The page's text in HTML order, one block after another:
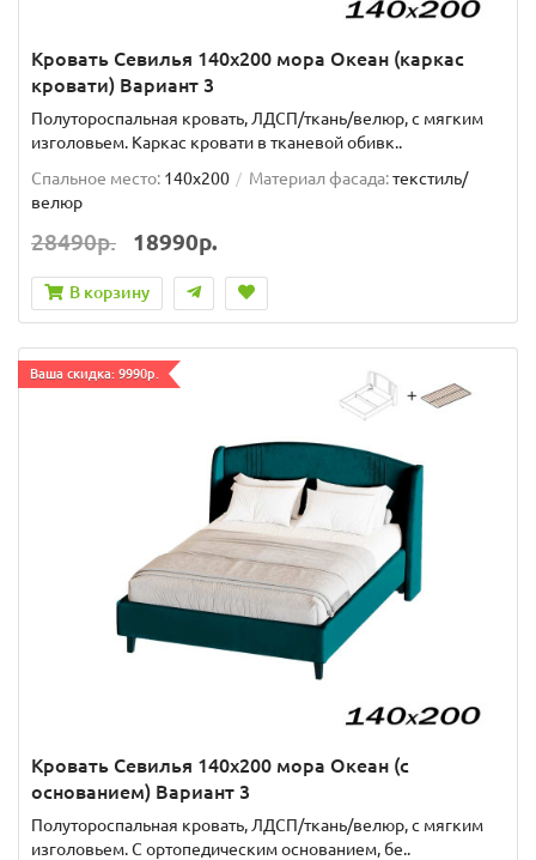
Кровать Севилья 140х200 мора Океан (каркас
кровати) Вариант 3
Полутороспальная кровать, ЛДСП/ткань/велюр, с мягким
изголовьем. Каркас кровати в тканевой обивк..
Спальное место: 140x200 Материал фасада:текстиль/
велюр
28490р. 18990р.
В корзину
Ваша скидка: 9990р.
Кровать Севилья 140х200 мора Океан (с
основанием) Вариант 3
Полутороспальная кровать, ЛДСП/ткань/велюр, с мягким
изголовьем. C ортопедическим основанием, бе..